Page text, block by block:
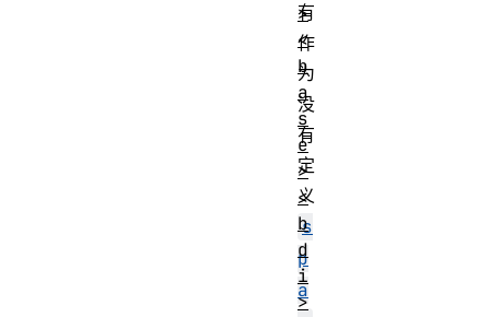
有
作
为
没
有
定
义
s
p
a
>
<
b
a
s
e
>
<
b
d
i
>